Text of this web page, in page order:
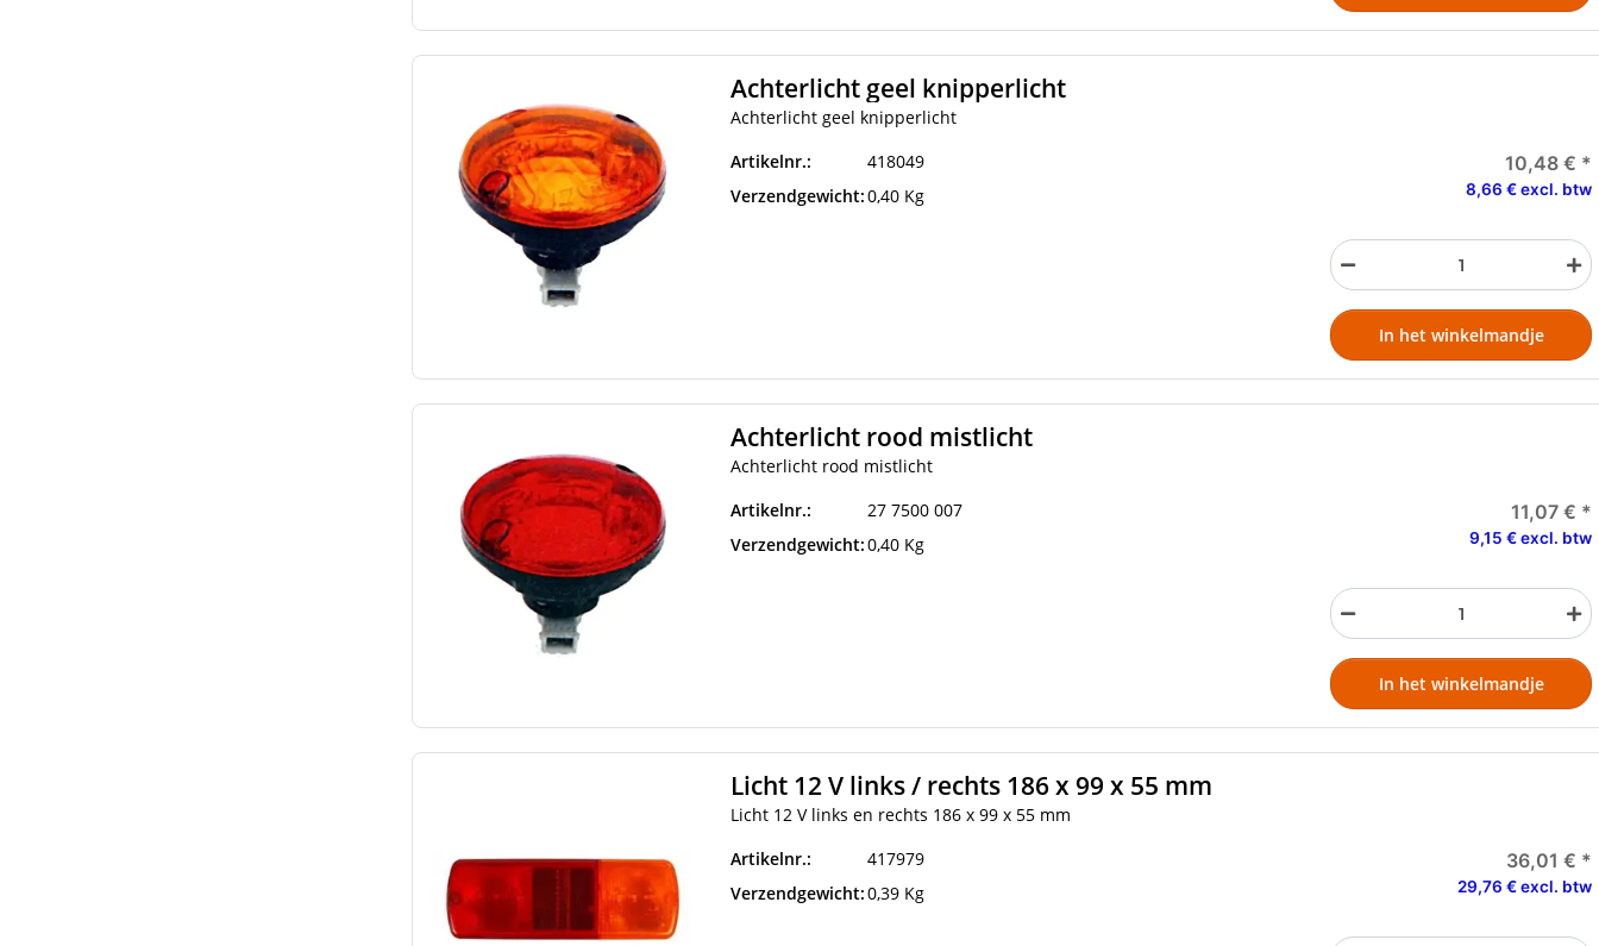
Achterlicht geel knipperlicht
Achterlicht geel knipperlicht
Artikelnr.:
418049
Verzendgewicht:0,40 Kg
10,48 € *
8,66 € excl. btw
In het winkelmandje
Achterlicht rood mistlicht
Achterlicht rood mistlicht
Artikelnr.:
27 7500 007
Verzendgewicht:0,40 Kg
11,07 € *
9,15 € excl. btw
In het winkelmandje
Licht 12 V links / rechts 186 x 99 x 55 mm
Licht 12 V links en rechts 186 x 99 x 55 mm
Artikelnr.:
417979
Verzendgewicht:0,39 Kg
36,01 € *
29,76 € excl. btw